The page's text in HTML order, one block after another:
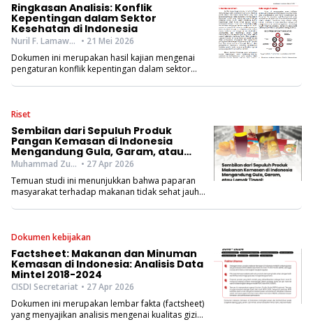
Ringkasan Analisis: Konflik
Kepentingan dalam Sektor
Kesehatan di Indonesia
Nuril F. Lamawatu • 21 Mei 2026
Dokumen ini merupakan hasil kajian mengenai
pengaturan konflik kepentingan dalam sektor
berorientasi pada kepentingan publik.
Riset
Sembilan dari Sepuluh Produk
Pangan Kemasan di Indonesia
Mengandung Gula, Garam, atau
Lemak Tinggi: Temuan Studi Nutrient
Muhammad Zulfiqar Firdaus, Salsabil Rifqi, Nida Adzilah Auliani, Ika Nindyas Ranitadewi, Aliyah Almas • 27 Apr 2026
Temuan studi ini menunjukkan bahwa paparan
masyarakat terhadap makanan tidak sehat jauh
Dokumen kebijakan
Factsheet: Makanan dan Minuman
Kemasan di Indonesia: Analisis Data
Mintel 2018-2024
CISDI Secretariat • 27 Apr 2026
Dokumen ini merupakan lembar fakta (factsheet)
yang menyajikan analisis mengenai kualitas gizi